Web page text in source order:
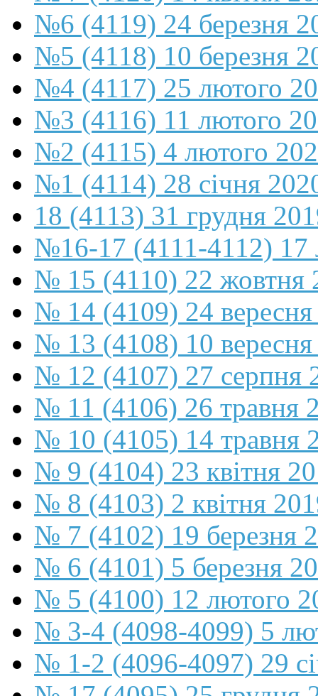
№6 (4119) 24 березня
№5 (4118) 10 березня
№4 (4117) 25 лютого
№3 (4116) 11 лютого
№2 (4115) 4 лютого
№1 (4114) 28 січня
18 (4113) 31 грудня
№16-17 (4111-4112) 17
№ 15 (4110) 22 жовтня
№ 14 (4109) 24
№ 13 (4108) 10
№ 12 (4107) 27 серпня
№ 11 (4106) 26 травня
№ 10 (4105) 14 травня
№ 9 (4104) 23 квітня
№ 8 (4103) 2 квітня
№ 7 (4102) 19 березня
№ 6 (4101) 5 березня
№ 5 (4100) 12 лютого
№ 3-4 (4098-4099) 5
№ 1-2 (4096-4097) 29